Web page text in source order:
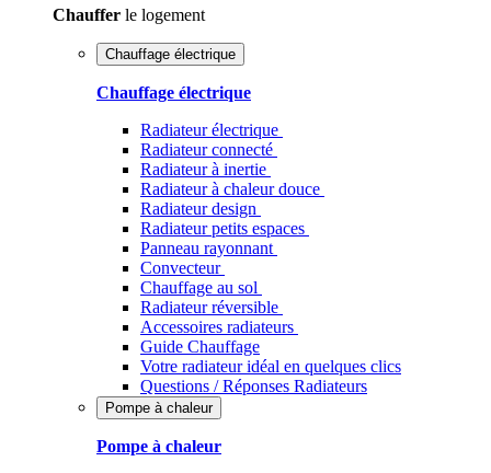
Chauffer le logement
Chauffage électrique
Chauffage électrique
Radiateur électrique
Radiateur connecté
Radiateur à inertie
Radiateur à chaleur douce
Radiateur design
Radiateur petits espaces
Panneau rayonnant
Convecteur
Chauffage au sol
Radiateur réversible
Accessoires radiateurs
Guide Chauffage
Votre radiateur idéal en quelques clics
Questions / Réponses Radiateurs
Pompe à chaleur
Pompe à chaleur